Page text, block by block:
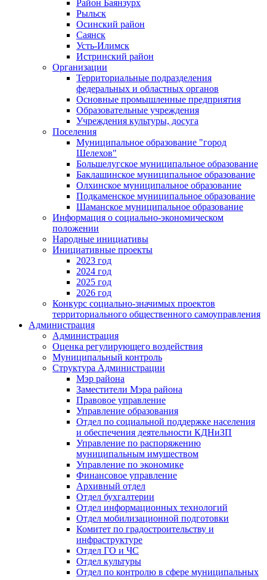
Район Баянзурх
Рыльск
Осинский район
Саянск
Усть-Илимск
Истринский район
Организации
Территориальные подразделения
федеральных и областных органов
Основные промышленные предприятия
Образовательные учреждения
Учреждения культуры, досуга
Поселения
Муниципальное образование "город
Шелехов"
Большелугское муниципальное образование
Баклашинское муниципальное образование
Олхинское муниципальное образование
Подкаменское муниципальное образование
Шаманское муниципальное образование
Информация о социально-экономическом
положении
Народные инициативы
Инициативные проекты
2023 год
2024 год
2025 год
2026 год
Конкурс социально-значимых проектов
территориального общественного самоуправления
Администрация
Администрация
Оценка регулирующего воздействия
Муниципальный контроль
Структура Администрации
Мэр района
Заместители Мэра района
Правовое управление
Управление образования
Отдел по социальной поддержке населения
и обеспечения деятельности КДНиЗП
Управление по распоряжению
муниципальным имуществом
Управление по экономике
Финансовое управление
Архивный отдел
Отдел бухгалтерии
Отдел информационных технологий
Отдел мобилизационной подготовки
Комитет по градостроительству и
инфраструктуре
Отдел ГО и ЧС
Отдел культуры
Отдел по контролю в сфере муниципальных